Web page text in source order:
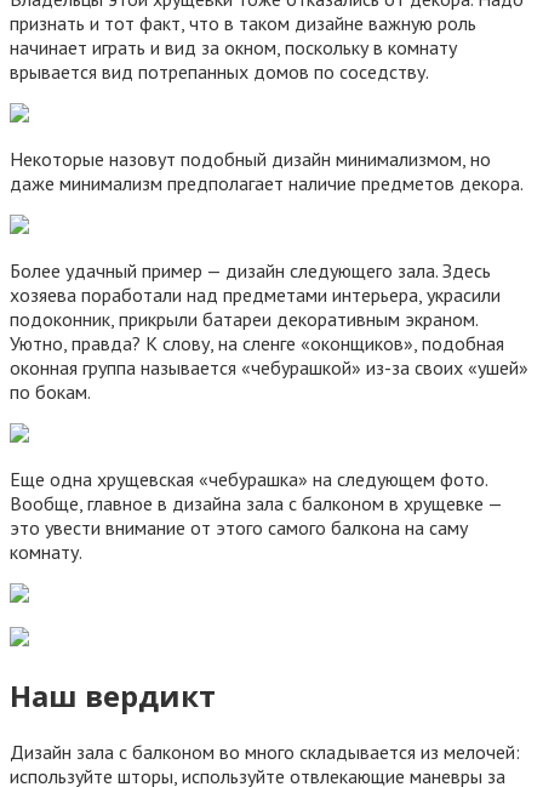
признать и тот факт, что в таком дизайне важную роль
начинает играть и вид за окном, поскольку в комнату
врывается вид потрепанных домов по соседству.
Некоторые назовут подобный дизайн минимализмом, но
даже минимализм предполагает наличие предметов декора.
Более удачный пример — дизайн следующего зала. Здесь
хозяева поработали над предметами интерьера, украсили
подоконник, прикрыли батареи декоративным экраном.
Уютно, правда? К слову, на сленге «оконщиков», подобная
оконная группа называется «чебурашкой» из-за своих «ушей»
по бокам.
Еще одна хрущевская «чебурашка» на следующем фото.
Вообще, главное в дизайна зала с балконом в хрущевке —
это увести внимание от этого самого балкона на саму
комнату.
Наш вердикт
Дизайн зала с балконом во много складывается из мелочей:
используйте шторы, используйте отвлекающие маневры за